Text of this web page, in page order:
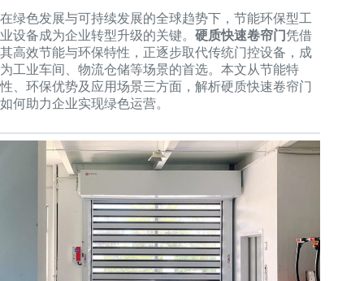
在绿色发展与可持续发展的全球趋势下，节能环保型工
业设备成为企业转型升级的关键。 硬质快速卷帘门凭借
其高效节能与环保特性，正逐步取代传统门控设备，成
为工业车间、物流仓储等场景的首选。本文从节能特
性、环保优势及应用场景三方面，解析硬质快速卷帘门
如何助力企业实现绿色运营。